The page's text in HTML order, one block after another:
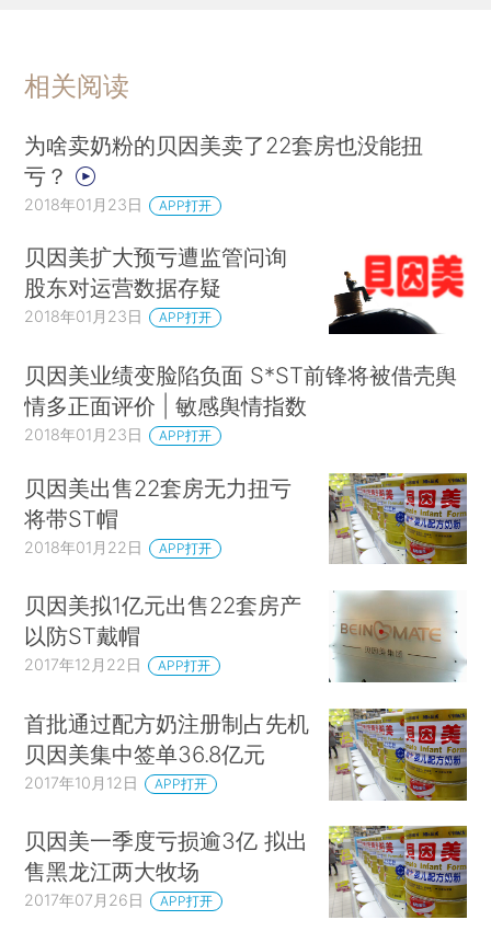
相关阅读
为啥卖奶粉的贝因美卖了22套房也没能扭
亏？
2018年01月23日 APP打开
贝因美扩大预亏遭监管问询
股东对运营数据存疑
2018年01月23日 APP打开
贝因美业绩变脸陷负面 S*ST前锋将被借壳舆
情多正面评价 | 敏感舆情指数
2018年01月23日 APP打开
贝因美出售22套房无力扭亏
将带ST帽
2018年01月22日 APP打开
贝因美拟1亿元出售22套房产
以防ST戴帽
2017年12月22日 APP打开
首批通过配方奶注册制占先机
贝因美集中签单36.8亿元
2017年10月12日 APP打开
贝因美一季度亏损逾3亿 拟出
售黑龙江两大牧场
2017年07月26日 APP打开